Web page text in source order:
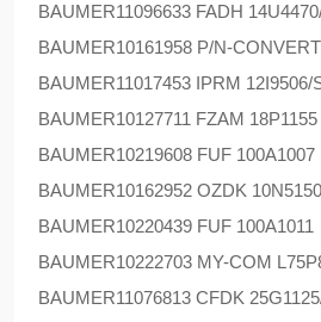
BAUMER11096633 FADH
BAUMER10161958 P/N-
BAUMER11017453 IPRM 12I9506/
BAUMER10127711 FZAM 18P1155
BAUMER10219608 FUF 100A1007
BAUMER10162952 OZDK
BAUMER10220439 FUF 100A1011
BAUMER10222703 MY-COM
BAUMER11076813 CFDK